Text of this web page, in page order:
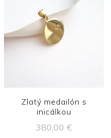
Zlatý medailón s
inicálkou
380,00€